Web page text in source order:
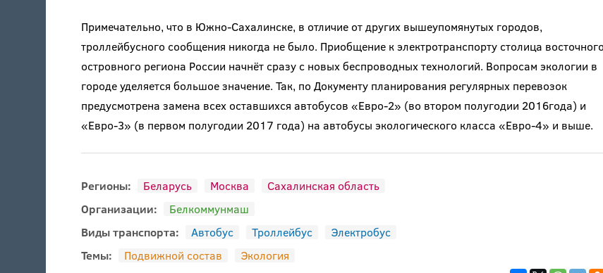
Примечательно, что в Южно-Сахалинске, в отличие от других вышеупомянутых городов,
троллейбусного сообщения никогда не было. Приобщение к электротранспорту столица восточного
островного региона России начнёт сразу с новых беспроводных технологий. Вопросам экологии в
городе уделяется большое значение. Так, по Документу планирования регулярных перевозок
предусмотрена замена всех оставшихся автобусов «Евро-2» (во втором полугодии 2016года) и
«Евро-3» (в первом полугодии 2017 года) на автобусы экологического класса «Евро-4» и выше.
Регионы: Беларусь Москва
Сахалинская область
Организации:
Белкоммунмаш
Виды транспорта:
Автобус Троллейбус
Электробус
Темы:
Подвижной состав Экология